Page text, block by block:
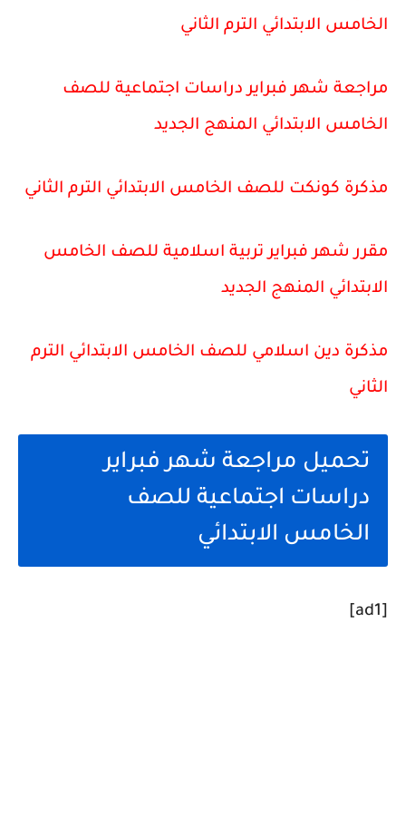
الخامس الابتدائي الترم الثاني
مراجعة شهر فبراير دراسات اجتماعية للصف
الخامس الابتدائي المنهج الجديد
مذكرة كونكت للصف الخامس الابتدائي الترم الثاني
مقرر شهر فبراير تربية اسلامية للصف الخامس
الابتدائي المنهج الجديد
مذكرة دين اسلامي للصف الخامس الابتدائي الترم
الثاني
تحميل مراجعة شهر فبراير
دراسات اجتماعية للصف
الخامس الابتدائي
[ad1]